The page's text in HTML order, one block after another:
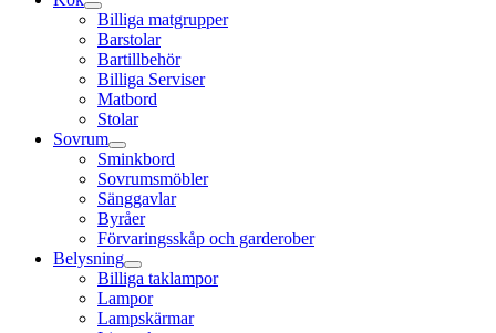
Billiga matgrupper
Barstolar
Bartillbehör
Billiga Serviser
Matbord
Stolar
Sovrum
Sminkbord
Sovrumsmöbler
Sänggavlar
Byråer
Förvaringsskåp och garderober
Belysning
Billiga taklampor
Lampor
Lampskärmar